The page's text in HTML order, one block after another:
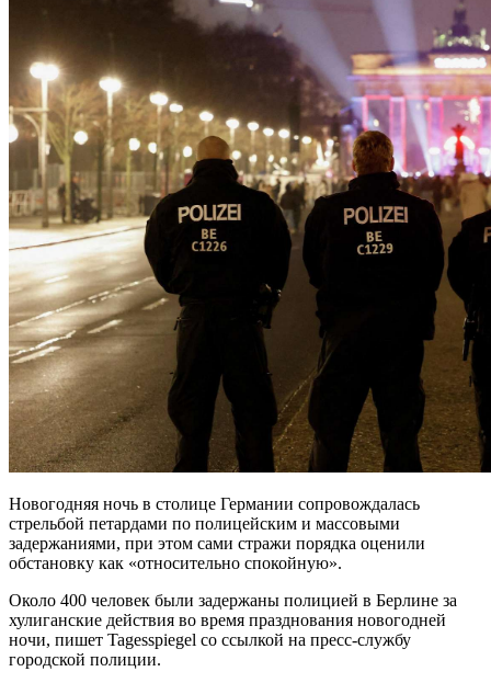
Новогодняя ночь в столице Германии сопровождалась
стрельбой петардами по полицейским и массовыми
задержаниями, при этом сами стражи порядка оценили
обстановку как «относительно спокойную».
Около 400 человек были задержаны полицией в Берлине за
хулиганские действия во время празднования новогодней
ночи, пишет Tagesspiegel со ссылкой на пресс-службу
городской полиции.